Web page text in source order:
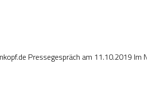
am 11.10.2019 Im